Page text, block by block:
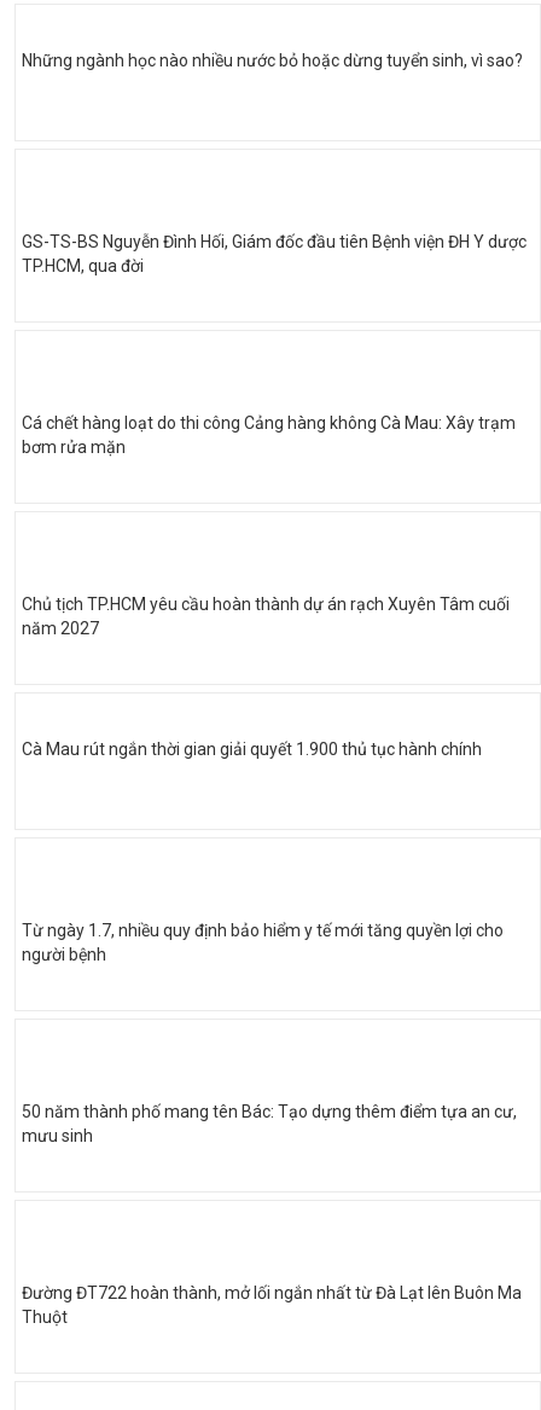
Những ngành học nào nhiều nước bỏ hoặc dừng tuyển sinh, vì sao?
GS-TS-BS Nguyễn Đình Hối, Giám đốc đầu tiên Bệnh viện ĐH Y dược
TP.HCM, qua đời
Cá chết hàng loạt do thi công Cảng hàng không Cà Mau: Xây trạm
bơm rửa mặn
Chủ tịch TP.HCM yêu cầu hoàn thành dự án rạch Xuyên Tâm cuối
năm 2027
Cà Mau rút ngắn thời gian giải quyết 1.900 thủ tục hành chính
Từ ngày 1.7, nhiều quy định bảo hiểm y tế mới tăng quyền lợi cho
người bệnh
50 năm thành phố mang tên Bác: Tạo dựng thêm điểm tựa an cư,
mưu sinh
Đường ĐT722 hoàn thành, mở lối ngắn nhất từ Đà Lạt lên Buôn Ma
Thuột